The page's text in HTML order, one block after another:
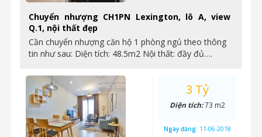
Chuyển nhượng CH1PN Lexington, lô A, view
Q.1, nội thất đẹp
Cần chuyển nhượng căn hộ 1 phòng ngủ theo thông
tin như sau: Diện tích: 48.5m2 Nội thất: đầy đủ….
3 Tỷ
Diện tích:73 m2
Ngày đăng: 11-06-2018